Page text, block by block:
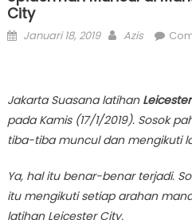
City
Posted
Januari 18, 2019 Author
Azis
Jakarta Suasana latihan
pada Kamis (17/1/2019). Sosok
tiba-tiba muncul dan mengikuti
Ya, hal itu benar-benar terjadi.
itu mengikuti setiap arahan
latihan Leicester City.